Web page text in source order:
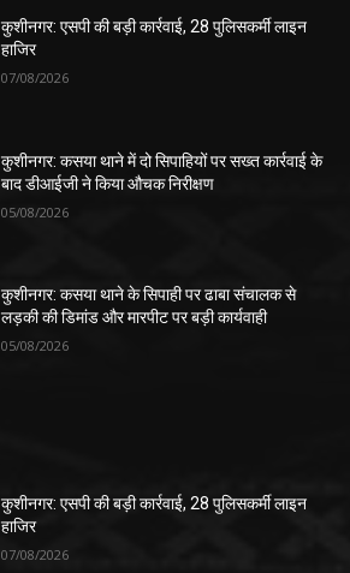
कुशीनगर: एसपी की बड़ी कार्रवाई, 28 पुलिसकर्मी लाइन
हाजिर
07/08/2026
कुशीनगर: कसया थाने में दो सिपाहियों पर सख्त कार्रवाई के
बाद डीआईजी ने किया औचक निरीक्षण
05/08/2026
कुशीनगर: कसया थाने के सिपाही पर ढाबा संचालक से
लड़की की डिमांड और मारपीट पर बड़ी कार्यवाही
05/08/2026
कुशीनगर: एसपी की बड़ी कार्रवाई, 28 पुलिसकर्मी लाइन
हाजिर
07/08/2026